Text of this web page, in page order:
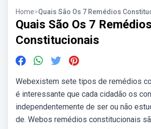
Home>Quais São Os 7 Remédios
Quais São Os 7 Remédios
Constitucionais
Webexistem sete tipos de remédios
é interessante que cada cidadão os
independentemente de ser ou não
de. Webos remédios constitucionais